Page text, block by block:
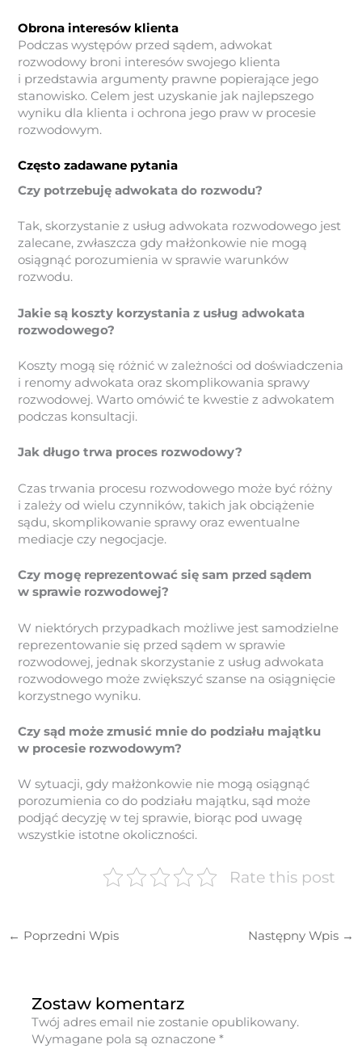
Obrona interesów klienta
Podczas występów przed sądem, adwokat
rozwodowy broni interesów swojego klienta
i przedstawia argumenty prawne popierające jego
stanowisko. Celem jest uzyskanie jak najlepszego
wyniku dla klienta i ochrona jego praw w procesie
rozwodowym.
Często zadawane pytania
Czy potrzebuję adwokata do rozwodu?
Tak, skorzystanie z usług adwokata rozwodowego jest
zalecane, zwłaszcza gdy małżonkowie nie mogą
osiągnąć porozumienia w sprawie warunków
rozwodu.
Jakie są koszty korzystania z usług adwokata
rozwodowego?
Koszty mogą się różnić w zależności od doświadczenia
i renomy adwokata oraz skomplikowania sprawy
rozwodowej. Warto omówić te kwestie z adwokatem
podczas konsultacji.
Jak długo trwa proces rozwodowy?
Czas trwania procesu rozwodowego może być różny
i zależy od wielu czynników, takich jak obciążenie
sądu, skomplikowanie sprawy oraz ewentualne
mediacje czy negocjacje.
Czy mogę reprezentować się sam przed sądem
w sprawie rozwodowej?
W niektórych przypadkach możliwe jest samodzielne
reprezentowanie się przed sądem w sprawie
rozwodowej, jednak skorzystanie z usług adwokata
rozwodowego może zwiększyć szanse na osiągnięcie
korzystnego wyniku.
Czy sąd może zmusić mnie do podziału majątku
w procesie rozwodowym?
W sytuacji, gdy małżonkowie nie mogą osiągnąć
porozumienia co do podziału majątku, sąd może
podjąć decyzję w tej sprawie, biorąc pod uwagę
wszystkie istotne okoliczności.
Rate this post
← Poprzedni Wpis Następny Wpis →
Zostaw komentarz
Twój adres email nie zostanie opublikowany.
Wymagane pola są oznaczone*